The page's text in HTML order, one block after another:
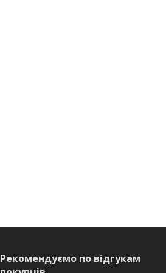
Рекомендуємо по відгукам